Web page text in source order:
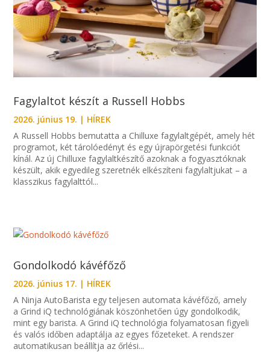
Fagylaltot készít a Russell Hobbs
2026. június 19. | HÍREK
A Russell Hobbs bemutatta a Chilluxe fagylaltgépét, amely hét
programot, két tárolóedényt és egy újrapörgetési funkciót
kínál. Az új Chilluxe fagylaltkészítő azoknak a fogyasztóknak
készült, akik egyedileg szeretnék elkészíteni fagylaltjukat – a
klasszikus fagylalttól...
Gondolkodó kávéfőző
2026. június 17. | HÍREK
A Ninja AutoBarista egy teljesen automata kávéfőző, amely
a Grind iQ technológiának köszönhetően úgy gondolkodik,
mint egy barista. A Grind iQ technológia folyamatosan figyeli
és valós időben adaptálja az egyes főzeteket. A rendszer
automatikusan beállítja az őrlési...